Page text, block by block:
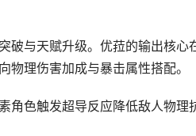
破与天赋升级。优菈的输出核
物理伤害加成与暴击属性搭配。
角色触发超导反应降低敌人物